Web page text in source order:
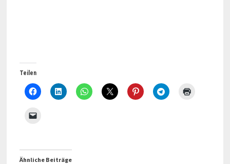
Teilen
Ähnliche Beiträge